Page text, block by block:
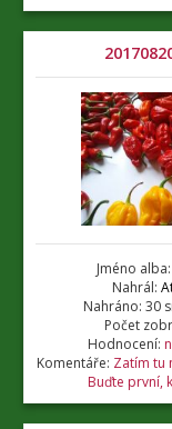
Jméno alba:
Nahrál:
Nahráno: 30
Počet
Hodnocení:
Komentáře: Zatím tu
Buďte první,